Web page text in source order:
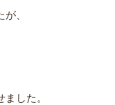
、
した。